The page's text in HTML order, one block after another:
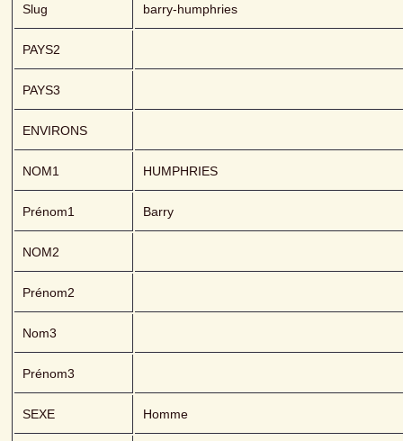
Slug barry-humphries
PAYS2
PAYS3
ENVIRONS
NOM1 HUMPHRIES
Prénom1 Barry
NOM2
Prénom2
Nom3
Prénom3
SEXE Homme